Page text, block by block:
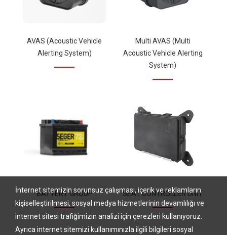
AVAS (Acoustic Vehicle
Alerting System)
Multi AVAS (Multi
Acoustic Vehicle Alerting
System)
BATTERY GROUP SEAT CONTROLLER UNIT
İnternet sitemizin sorunsuz çalışması, içerik ve reklamların
kişiselleştirilmesi, sosyal medya hizmetlerinin devamlılığı ve
internet sitesi trafiğimizin analizi için çerezleri kullanıyoruz.
Ayrıca internet sitemizi kullanımınızla ilgili bilgileri sosyal